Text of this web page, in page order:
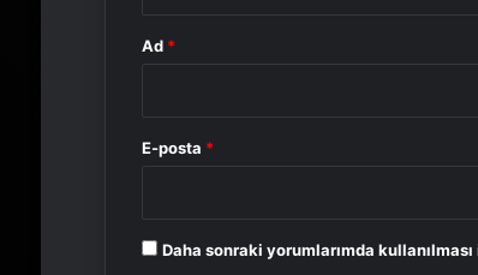
Ad *
E-posta *
Daha sonraki yorumlarımda